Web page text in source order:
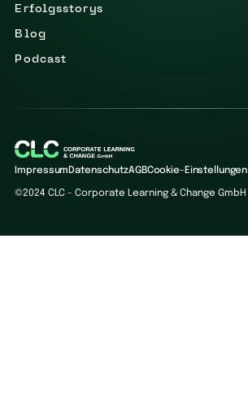
Erfolgsstorys
Blog
Podcast
Impressum DatenschutzAGBCookie-Einstellungen
©2024 CLC - Corporate Learning & Change GmbH